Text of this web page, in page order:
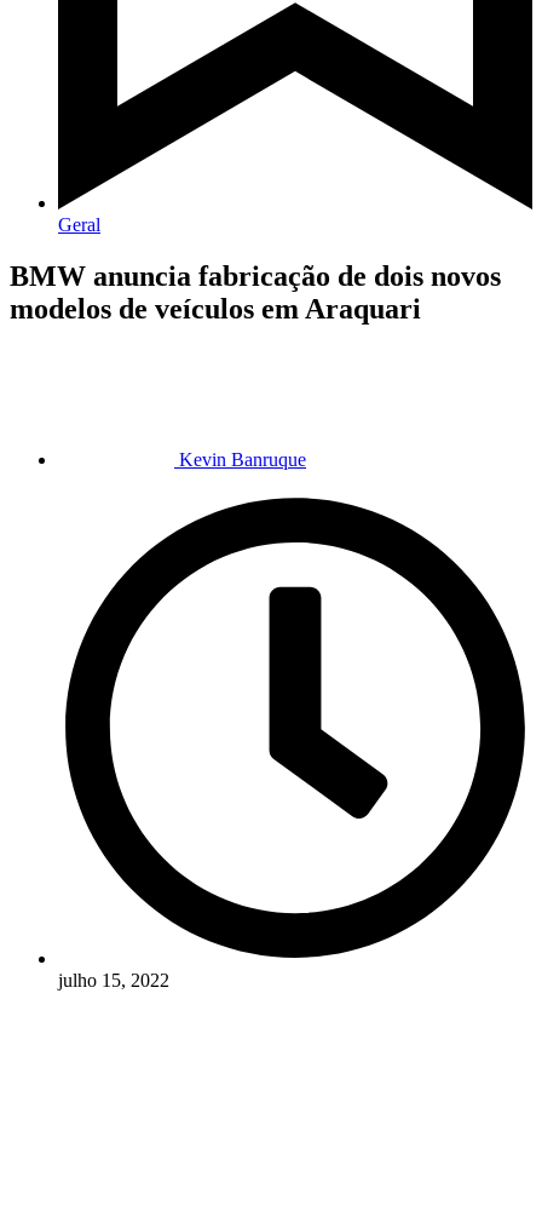
Geral
BMW anuncia fabricação de dois novos
modelos de veículos em Araquari
Kevin Banruque
julho 15, 2022